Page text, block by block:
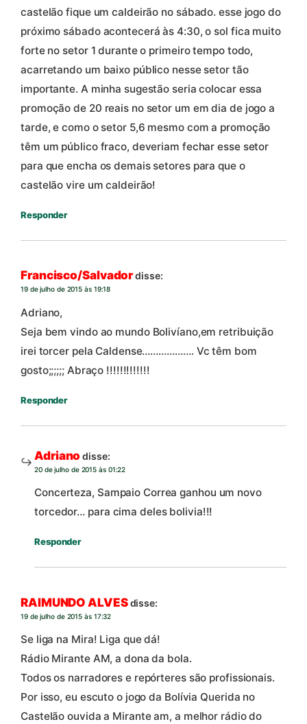
castelão fique um caldeirão no sábado. esse jogo do
próximo sábado acontecerá às 4:30, o sol fica muito
forte no setor 1 durante o primeiro tempo todo,
acarretando um baixo público nesse setor tão
importante. A minha sugestão seria colocar essa
promoção de 20 reais no setor um em dia de jogo a
tarde, e como o setor 5,6 mesmo com a promoção
têm um público fraco, deveriam fechar esse setor
para que encha os demais setores para que o
castelão vire um caldeirão!
Responder
Francisco/Salvadordisse:
19 de julho de 2015 às 19:18
Adriano,
Seja bem vindo ao mundo Bolivíano,em retribuição
irei torcer pela Caldense………………. Vc têm bom
gosto;;;;;; Abraço !!!!!!!!!!!!!
Responder
Adriano disse:
20 de julho de 2015 às 01:22
Concerteza, Sampaio Correa ganhou um novo
torcedor… para cima deles bolivia!!!
Responder
RAIMUNDO ALVESdisse:
19 de julho de 2015 às 17:32
Se liga na Mira! Liga que dá!
Rádio Mirante AM, a dona da bola.
Todos os narradores e repórteres são profissionais.
Por isso, eu escuto o jogo da Bolívia Querida no
Castelão ouvida a Mirante am, a melhor rádio do